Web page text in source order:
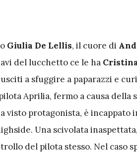
Giulia De Lellis, il cuore di
del lucchetto ce le ha
a sfuggire a paparazzi e
Aprilia, fermo a causa
visto protagonista, è incappato
Una scivolata
del pilota stesso. Nel caso